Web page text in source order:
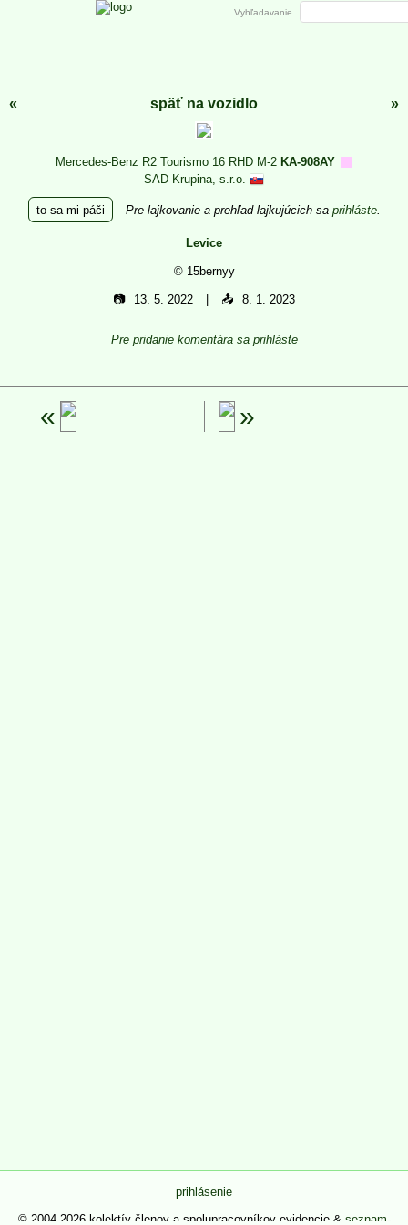
« späť na vozidlo »
Mercedes-Benz R2 Tourismo 16 RHD M-2 KA-908AY
SAD Krupina, s.r.o.
to sa mi páči Pre lajkovanie a prehľad lajkujúcich sa prihláste.
Levice
© 15bernyy
📷 13. 5. 2022 📤 8. 1. 2023
Pre pridanie komentára sa prihláste
Vyhľadavanie
prihlásenie
© 2004-2026 kolektív členov a spolupracovníkov evidencie & seznam-